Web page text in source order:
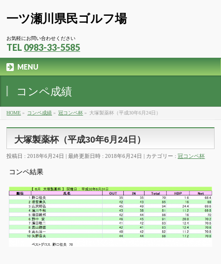
一ツ瀬川県民ゴルフ場
お気軽にお問い合わせください
TEL 0983-33-5585
MENU
コンペ成績
HOME » コンペ成績 » 冠コンペ杯 » 大塚製薬杯（平成30年6月24日）
大塚製薬杯（平成30年6月24日）
投稿日 : 2018年6月24日 最終更新日時 : 2018年6月24日 カテゴリー :冠コンペ杯
コンペ結果